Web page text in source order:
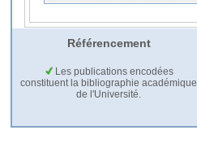
Référencement
Les publications encodées
constituent la bibliographie académique
de l'Université.